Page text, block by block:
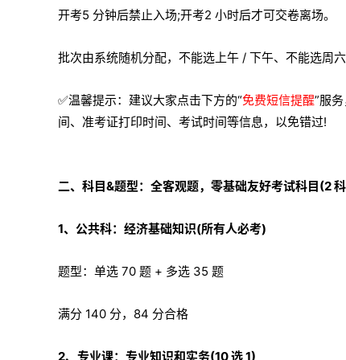
开考5 分钟后禁止入场;开考2 小时后才可交卷离场。
批次由系统随机分配，不能选上午 / 下午、不能选周
✅温馨提示：建议大家点击下方的“免费短信提醒”服
间、准考证打印时间、考试时间等信息，以免错过!
二、科目&题型：全客观题，零基础友好考试科目(2
1、公共科：经济基础知识(所有人必考)
题型：单选 70 题 + 多选 35 题
满分 140 分，84 分合格
2、专业课：专业知识和实务(10 选 1)